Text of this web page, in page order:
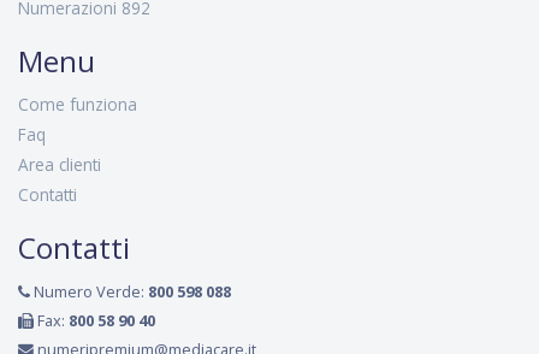
Numerazioni 892
Menu
Come funziona
Faq
Area clienti
Contatti
Contatti
Numero Verde: 800 598 088
Fax: 800 58 90 40
numeripremium@mediacare.it